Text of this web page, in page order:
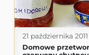
21 października 2011
Domowe